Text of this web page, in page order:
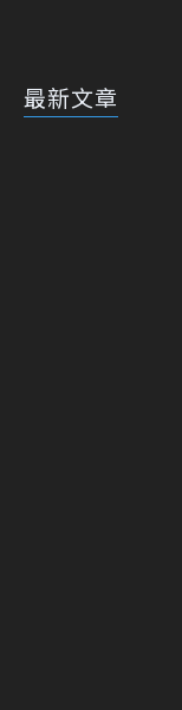
最新文章